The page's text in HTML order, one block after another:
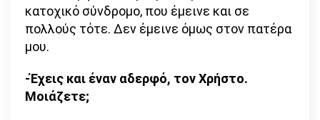
κατοχικό σύνδρομο, που έμεινε και σε
πολλούς τότε. Δεν έμεινε όμως στον πατέρα
μου.
-Έχεις και έναν αδερφό, τον Χρήστο.
Μοιάζετε;